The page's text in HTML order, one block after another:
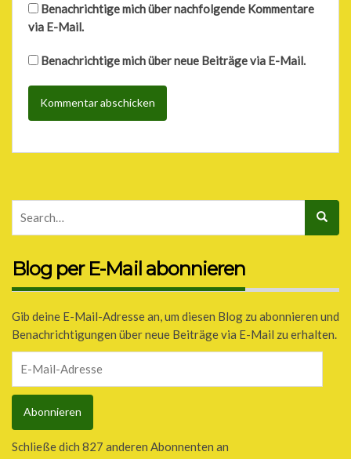
Benachrichtige mich über nachfolgende Kommentare
via E-Mail.
Benachrichtige mich über neue Beiträge via E-Mail.
Blog per E-Mail abonnieren
Gib deine E-Mail-Adresse an, um diesen Blog zu abonnieren und
Benachrichtigungen über neue Beiträge via E-Mail zu erhalten.
Mail-
Adresse
Abonnieren
Schließe dich 827 anderen Abonnenten an